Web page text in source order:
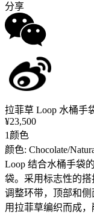
分享
拉菲草 Loop 水桶手
¥23,500
1颜色
颜色: Chocolate/
Loop 结合水桶手袋
袋。采用标志性的
调整环带，顶部和
用拉菲草编织而成，